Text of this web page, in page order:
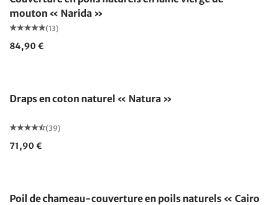
mouton « Narida »
(13)
84,90 €
Draps en coton naturel « Natura »
(39)
71,90 €
Poil de chameau-couverture en poils naturels « Cairo